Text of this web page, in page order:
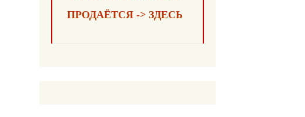
ПРОДАЁТСЯ -> ЗДЕСЬ